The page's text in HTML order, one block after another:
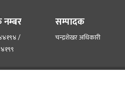
नम्बर
/
सम्पादक
चन्द्रशेखर अधिकारी